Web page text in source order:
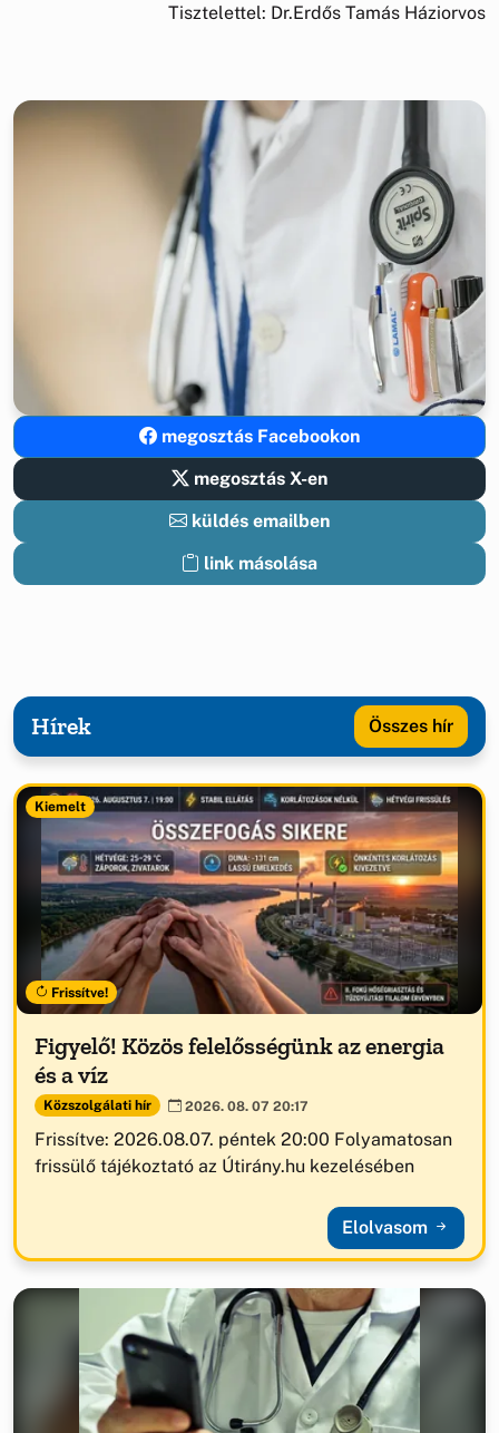
Tisztelettel: Dr.Erdős Tamás Háziorvos
megosztás Facebookon
megosztás X-en
küldés emailben
link másolása
Hírek Összes hír
Kiemelt
Frissítve!
Figyelő! Közös felelősségünk az energia
és a víz
Közszolgálati hír 2026. 08. 07 20:17
Frissítve: 2026.08.07. péntek 20:00 Folyamatosan
frissülő tájékoztató az Útirány.hu kezelésében
Elolvasom